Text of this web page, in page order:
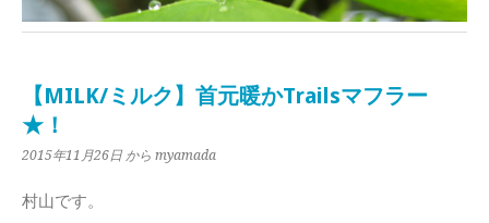
【MILK/ミルク】首元暖かTrailsマフラー
★！
2015年11月26日 から myamada
村山です。